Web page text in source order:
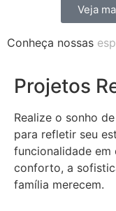
Veja
Conheça nossas
Projetos
Realize o sonho
para refletir seu
funcionalidade em
conforto, a
família merecem.